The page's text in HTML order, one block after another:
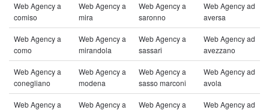
Web Agency a
comiso
Web Agency a
mira
Web Agency a
saronno
Web Agency ad
aversa
Web Agency a
como
Web Agency a
mirandola
Web Agency a
sassari
Web Agency ad
avezzano
Web Agency a
conegliano
Web Agency a
modena
Web Agency a
sasso marconi
Web Agency ad
avola
Web Agency a
Web Agency a
Web Agency a
Web Agency ad